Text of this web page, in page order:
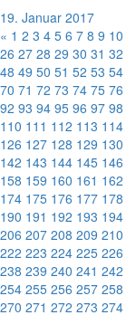
19. Januar 2017
« 1 2 3 4 5 6 7 8 9 10
26 27 28 29 30 31 32
48 49 50 51 52 53 54
70 71 72 73 74 75 76
92 93 94 95 96 97 98
110 111 112 113 114
126 127 128 129 130
142 143 144 145 146
158 159 160 161 162
174 175 176 177 178
190 191 192 193 194
206 207 208 209 210
222 223 224 225 226
238 239 240 241 242
254 255 256 257 258
270 271 272 273 274